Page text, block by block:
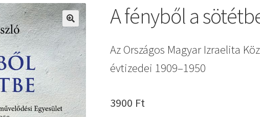
🔍
A fényből a
Az Országos Magyar Izraelita
évtizedei 1909–1950
3900 Ft